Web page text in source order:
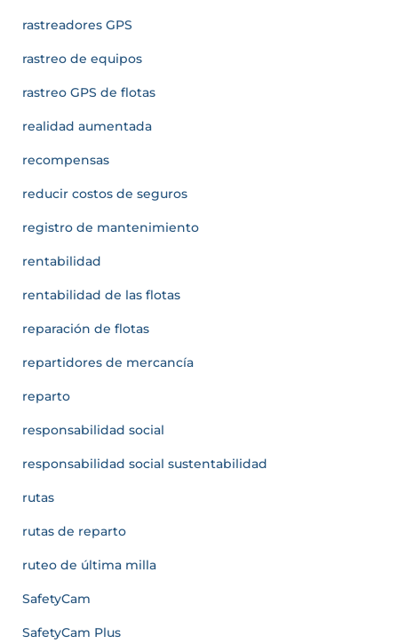
rastreadores GPS
rastreo de equipos
rastreo GPS de flotas
realidad aumentada
recompensas
reducir costos de seguros
registro de mantenimiento
rentabilidad
rentabilidad de las flotas
reparación de flotas
repartidores de mercancía
reparto
responsabilidad social
responsabilidad social sustentabilidad
rutas
rutas de reparto
ruteo de última milla
SafetyCam
SafetyCam Plus